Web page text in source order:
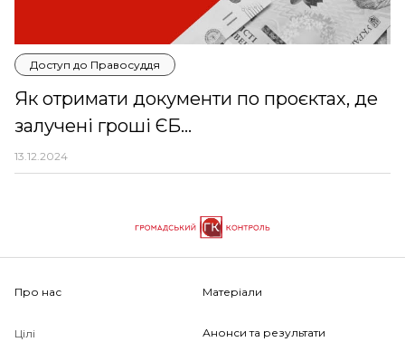
Доступ до Правосуддя
Як отримати документи по проєктах, де
залучені гроші ЄБ...
13.12.2024
Про нас
Цілі
Матеріали
Анонси та результати